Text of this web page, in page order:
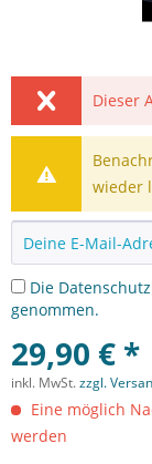
Dieser
wieder
Die
genommen.
29,90 € *
inkl. MwSt.zzgl.
Eine möglich
werden